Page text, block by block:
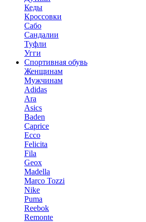
Кеды
Кроссовки
Сабо
Сандалии
Туфли
Угги
Спортивная обувь
Женщинам
Мужчинам
Adidas
Ara
Asics
Baden
Caprice
Ecco
Felicita
Fila
Geox
Madella
Marco Tozzi
Nike
Puma
Reebok
Remonte